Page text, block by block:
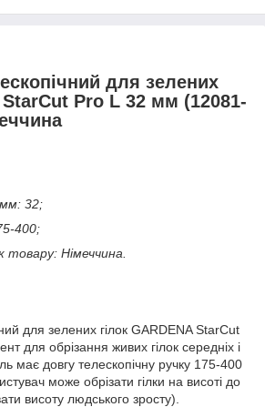
для зелених
StarCut Pro L 32 мм (12081-
32;
400;
товару: Німеччина.
для зелених гілок GARDENA StarCut
для обрізання живих гілок середніх і
має довгу телескопічну ручку 175-400
може обрізати гілки на висоті до
висоту людського зросту).